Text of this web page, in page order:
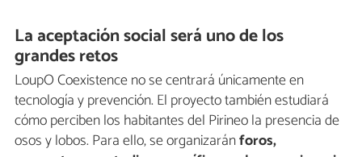
La aceptación social será uno de los
grandes retos
LoupO Coexistence no se centrará únicamente en
tecnología y prevención. El proyecto también estudiará
cómo perciben los habitantes del Pirineo la presencia de
osos y lobos. Para ello, se organizaránforos,